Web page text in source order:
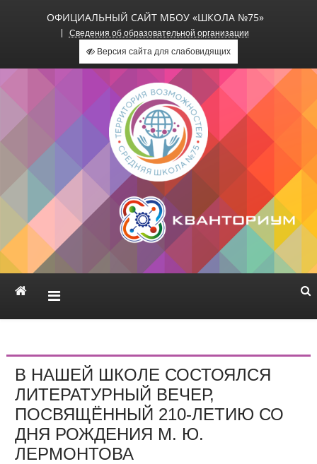
ОФИЦИАЛЬНЫЙ САЙТ МБОУ «ШКОЛА №75»
Сведения об образовательной организации
Версия сайта для слабовидящих
Официальный сайт МБОУ
«Школа №75»
В НАШЕЙ ШКОЛЕ СОСТОЯЛСЯ
ЛИТЕРАТУРНЫЙ ВЕЧЕР,
ПОСВЯЩЁННЫЙ 210-ЛЕТИЮ СО
ДНЯ РОЖДЕНИЯ М. Ю.
ЛЕРМОНТОВА